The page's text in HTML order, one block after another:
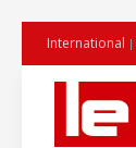
International